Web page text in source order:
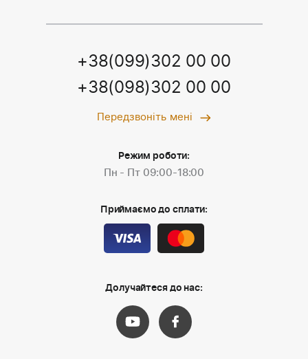
+38(099)302 00 00
+38(098)302 00 00
Передзвоніть мені
Режим роботи:
Пн - Пт 09:00-18:00
Приймаємо до сплати:
Долучайтеся до нас: